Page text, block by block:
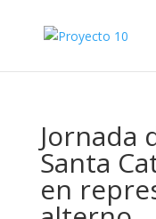
Jornada
Santa
en